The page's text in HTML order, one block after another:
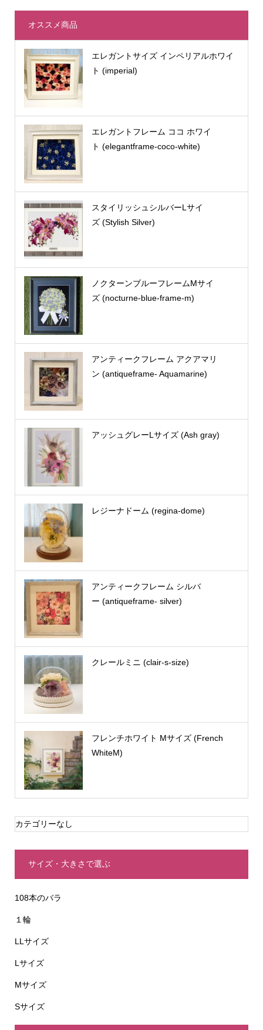
オススメ商品
エレガントサイズ インペリアルホワイ
ト (imperial)
エレガントフレーム ココ ホワイ
ト (elegantframe-coco-white)
スタイリッシュシルバーLサイ
ズ (Stylish Silver)
ノクターンブルーフレームMサイ
ズ (nocturne-blue-frame-m)
アンティークフレーム アクアマリ
ン (antiqueframe- Aquamarine)
アッシュグレーLサイズ (Ash gray)
レジーナドーム (regina-dome)
アンティークフレーム シルバ
ー (antiqueframe- silver)
クレールミニ (clair-s-size)
フレンチホワイト Mサイズ (French
WhiteM)
カテゴリーなし
サイズ・大きさで選ぶ
108本のバラ
１輪
LLサイズ
Lサイズ
Mサイズ
Sサイズ